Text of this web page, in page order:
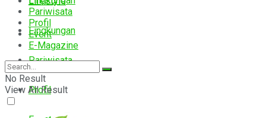
Lingkungan
Pariwisata
Profil
Pariwisata
Profil
Event
E-Magazine
No Result
View All Result